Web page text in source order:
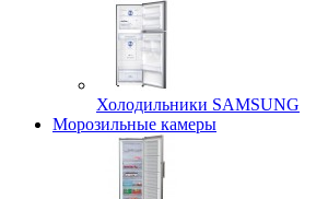
Холодильники SAMSUNG
Морозильные камеры